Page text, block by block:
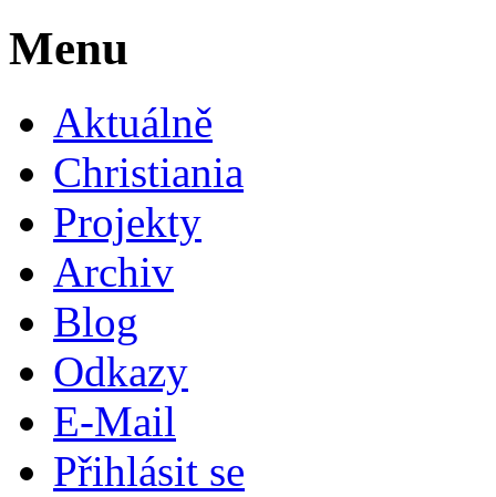
Menu
Aktuálně
Christiania
Projekty
Archiv
Blog
Odkazy
E-Mail
Přihlásit se